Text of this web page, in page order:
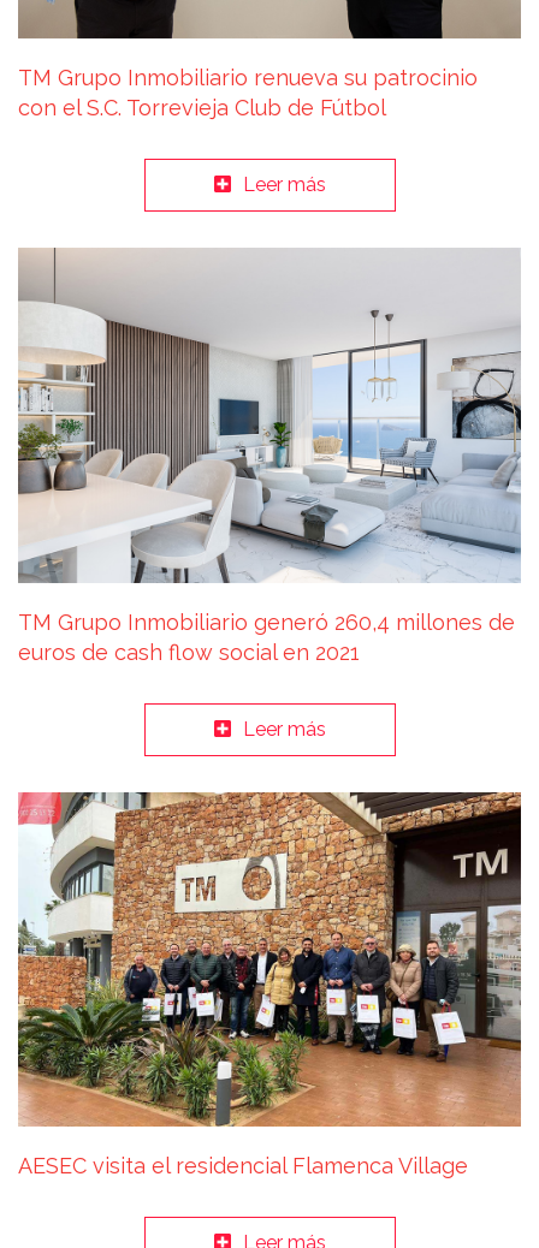
TM Grupo Inmobiliario renueva su patrocinio
con el S.C. Torrevieja Club de Fútbol
Leer más
TM Grupo Inmobiliario generó 260,4 millones de
euros de cash flow social en 2021
Leer más
AESEC visita el residencial Flamenca Village
Leer más